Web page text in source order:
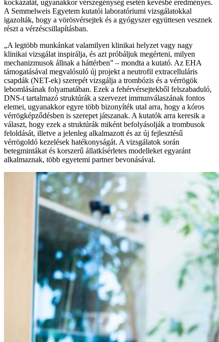
kockázatát, ugyanakkor vérszegénység esetén kevésbé eredményes.
A Semmelweis Egyetem kutatói laboratóriumi vizsgálatokkal
igazolták, hogy a vörösvérsejtek és a gyógyszer együttesen vesznek
részt a vérzéscsillapításban.
„A legtöbb munkánkat valamilyen klinikai helyzet vagy nagy
klinikai vizsgálat inspirálja, és azt próbáljuk megérteni, milyen
mechanizmusok állnak a háttérben” – mondta a kutató. Az EHA
támogatásával megvalósuló új projekt a neutrofil extracelluláris
csapdák (NET-ek) szerepét vizsgálja a trombózis és a vérrögök
lebomlásának folyamatában. Ezek a fehérvérsejtekből felszabaduló,
DNS-t tartalmazó struktúrák a szervezet immunválaszának fontos
elemei, ugyanakkor egyre több bizonyíték utal arra, hogy a kóros
vérrögképződésben is szerepet játszanak. A kutatók arra keresik a
választ, hogy ezek a struktúrák miként befolyásolják a trombusok
feloldását, illetve a jelenleg alkalmazott és az új fejlesztésű
vérrögoldó kezelések hatékonyságát. A vizsgálatok során
betegmintákat és korszerű állatkísérletes modelleket egyaránt
alkalmaznak, több egyetemi partner bevonásával.